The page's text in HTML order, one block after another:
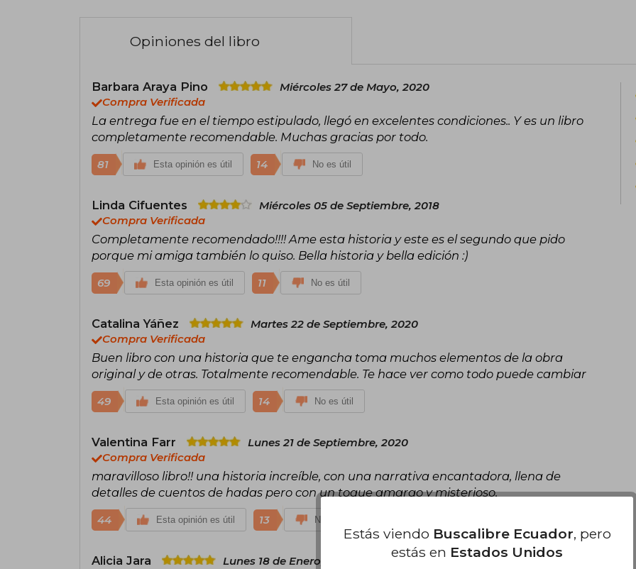
Opiniones del libro
Barbara Araya Pino
Miércoles 27 de Mayo, 2020
Compra Verificada
La entrega fue en el tiempo estipulado, llegó en excelentes condiciones.. Y es un libro
completamente recomendable. Muchas gracias por todo.
81 Esta opinión es útil 14 No es útil
Linda Cifuentes
Miércoles 05 de Septiembre, 2018
Compra Verificada
Completamente recomendado!!!! Ame esta historia y este es el segundo que pido
porque mi amiga también lo quiso. Bella historia y bella edición :)
69 Esta opinión es útil 11 No es útil
Catalina Yáñez
Martes 22 de Septiembre, 2020
Compra Verificada
Buen libro con una historia que te engancha toma muchos elementos de la obra
original y de otras. Totalmente recomendable. Te hace ver como todo puede cambiar
49 Esta opinión es útil 14 No es útil
Valentina Farr
Lunes 21 de Septiembre, 2020
Compra Verificada
maravilloso libro!! una historia increíble, con una narrativa encantadora, llena de
detalles de cuentos de hadas pero con un toque amargo y misterioso.
44 Esta opinión es útil 13 No es útil
Alicia Jara
Lunes 18 de Enero, 2021
Estás viendo Buscalibre Ecuador, pero
estás en Estados Unidos